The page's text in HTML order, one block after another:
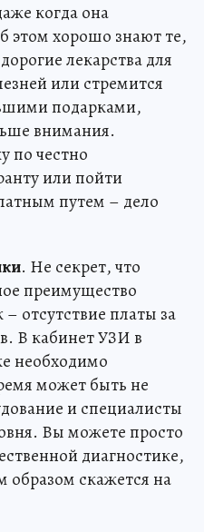
когда она
этом хорошо знают те,
лекарства для
или стремится
подарками,
внимания.
по честно
или пойти
путем – дело
. Не секрет, что
преимущество
отсутствие платы за
В кабинет УЗИ в
необходимо
может быть не
и специалисты
Вы можете просто
диагностике,
образом скажется на